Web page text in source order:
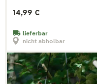
14,99 €
lieferbar
nicht abholbar